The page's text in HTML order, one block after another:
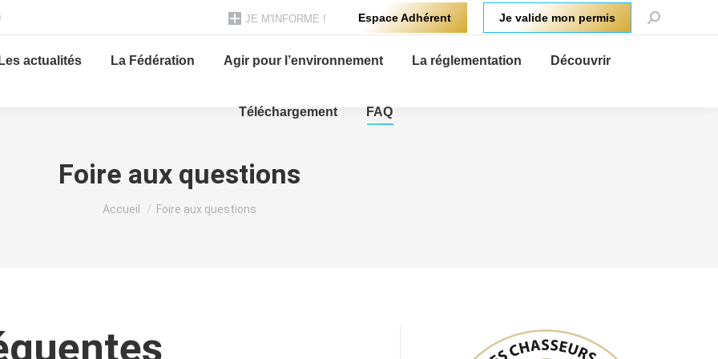
JE M'INFORME ! Espace Adhérent Je valide mon permis
Recherche
Les actualités La Fédération Agir pour l’environnement La réglementation Découvrir
Téléchargement FAQ
Foire aux questions
Vous êtes ici :
Accueil Foire aux questions